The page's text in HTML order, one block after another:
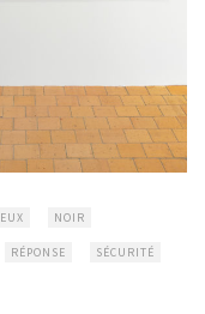
NOIR
RÉPONSE SÉCURITÉ